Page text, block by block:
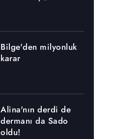
Bilge'den milyonluk
karar
Alina'nın derdi de
dermanı da Sado
oldu!